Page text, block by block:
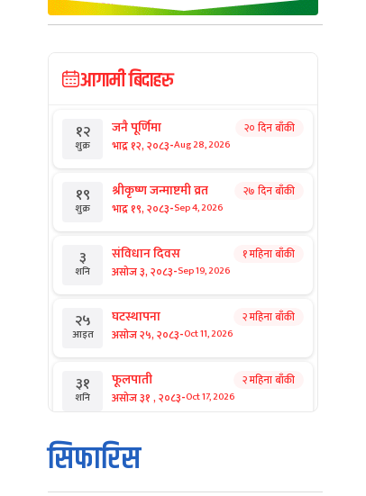
आगामी बिदाहरु
१२
शुक्र
जनै पूर्णिमा
भाद्र १२, २०८३-Aug 28, 2026
२० दिन बाँकी
१९
शुक्र
श्रीकृष्ण जन्माष्टमी व्रत
भाद्र १९, २०८३-Sep 4, 2026
२७ दिन बाँकी
३
शनि
संविधान दिवस
असोज ३, २०८३-Sep 19, 2026
१ महिना बाँकी
२५
आइत
घटस्थापना
असोज २५, २०८३-Oct 11, 2026
२ महिना बाँकी
३१
शनि
फूलपाती
असोज ३१ , २०८३-Oct 17, 2026
२ महिना बाँकी
१
आइत
कार्तिक सङ्क्रान्ति
कार्तिक १, २०८३
सिफारिस